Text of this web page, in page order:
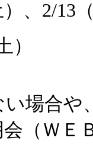
、2/13
）
場合
（ＷＥ